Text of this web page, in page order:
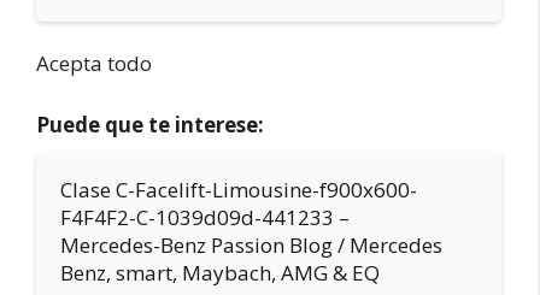
Acepta todo
Puede que te interese:
Clase C-Facelift-Limousine-f900x600-
F4F4F2-C-1039d09d-441233 –
Mercedes-Benz Passion Blog / Mercedes
Benz, smart, Maybach, AMG & EQ